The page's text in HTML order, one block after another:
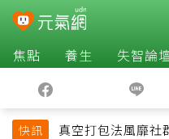
焦點 養生 失智論
快訊
真空打包法風靡社